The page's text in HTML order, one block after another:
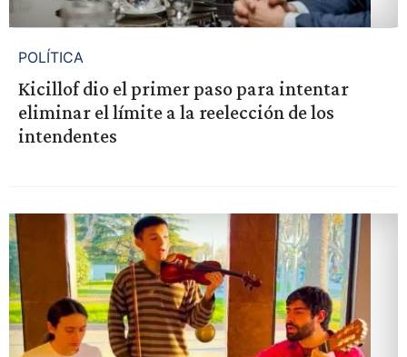
POLÍTICA
Kicillof dio el primer paso para intentar
eliminar el límite a la reelección de los
intendentes